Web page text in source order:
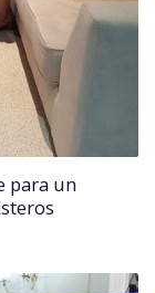
para un